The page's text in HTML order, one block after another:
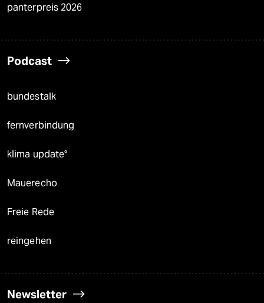
panterpreis 2026
Podcast
bundestalk
fernverbindung
klima update°
Mauerecho
Freie Rede
reingehen
Newsletter